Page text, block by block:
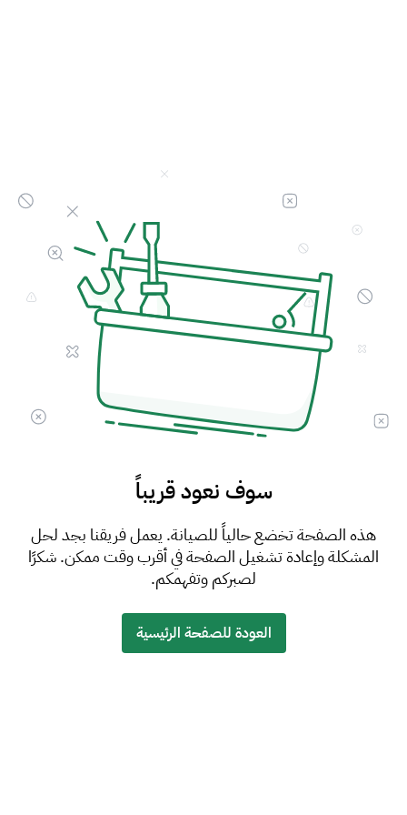
سوف نعود قريباً
هذه الصفحة تخضع حالياً للصيانة. يعمل فريقنا بجد لحل
المشكلة وإعادة تشغيل الصفحة في أقرب وقت ممكن. شكرًا
لصبركم وتفهمكم.
العودة للصفحة الرئيسية